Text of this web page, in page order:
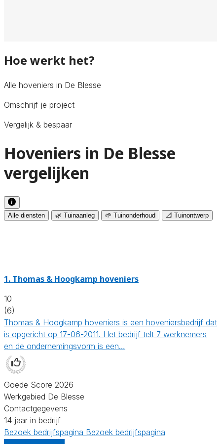
Hoe werkt het?
Alle hoveniers in De Blesse
Omschrijf je project
Vergelijk & bespaar
Hoveniers in De Blesse
vergelijken
Alle diensten 🌿 Tuinaanleg 🌱 Tuinonderhoud 📐 Tuinontwerp
1. Thomas & Hoogkamp hoveniers
10
(6)
Thomas & Hoogkamp hoveniers is een hoveniersbedrijf dat
is opgericht op 17-06-2011. Het bedrijf telt 7 werknemers
en de ondernemingsvorm is een…
Goede Score 2026
Werkgebied De Blesse
Contactgegevens
14 jaar in bedrijf
Bezoek bedrijfspagina Bezoek bedrijfspagina